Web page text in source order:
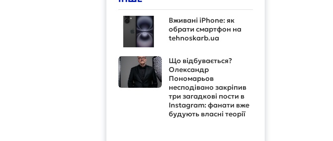
Вживані iPhone: як
обрати смартфон на
tehnoskarb.ua
Що відбувається?
Олександр
Пономарьов
несподівано закріпив
три загадкові пости в
Instagram: фанати вже
будують власні теорії